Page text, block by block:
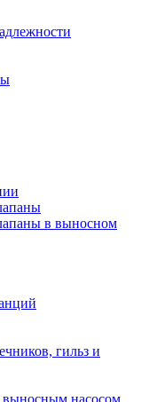
в выносном
гильз и
выносным насосом